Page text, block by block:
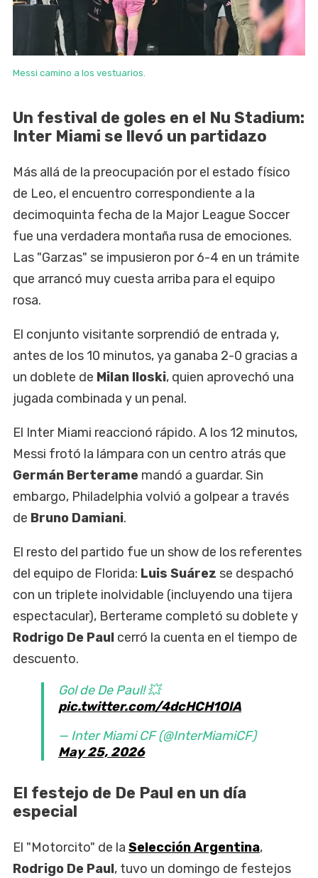
Messi camino a los vestuarios.
Un festival de goles en el Nu Stadium:
Inter Miami se llevó un partidazo
Más allá de la preocupación por el estado físico
de Leo, el encuentro correspondiente a la
decimoquinta fecha de la Major League Soccer
fue una verdadera montaña rusa de emociones.
Las "Garzas" se impusieron por 6-4 en un trámite
que arrancó muy cuesta arriba para el equipo
rosa.
El conjunto visitante sorprendió de entrada y,
antes de los 10 minutos, ya ganaba 2-0 gracias a
un doblete de Milan Iloski, quien aprovechó una
jugada combinada y un penal.
El Inter Miami reaccionó rápido. A los 12 minutos,
Messi frotó la lámpara con un centro atrás que
Germán Berterame mandó a guardar. Sin
embargo, Philadelphia volvió a golpear a través
de Bruno Damiani.
El resto del partido fue un show de los referentes
del equipo de Florida: Luis Suárez se despachó
con un triplete inolvidable (incluyendo una tijera
espectacular), Berterame completó su doblete y
Rodrigo De Paul cerró la cuenta en el tiempo de
descuento.
Gol de De Paul! 💥
pic.twitter.com/4dcHCH1OlA
— Inter Miami CF (@InterMiamiCF)
May 25, 2026
El festejo de De Paul en un día
especial
El "Motorcito" de la Selección Argentina,
Rodrigo De Paul, tuvo un domingo de festejos